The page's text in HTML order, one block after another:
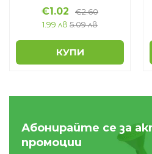
€1.02 €2.60
1.99 лв 5.09 лв
КУПИ
Абонирайте се за
промоции